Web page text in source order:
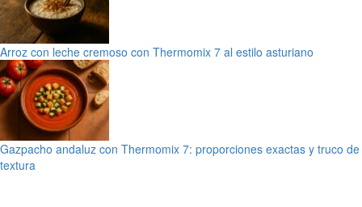
Arroz con leche cremoso con Thermomix 7 al estilo asturiano
Gazpacho andaluz con Thermomix 7: proporciones exactas y truco de
textura